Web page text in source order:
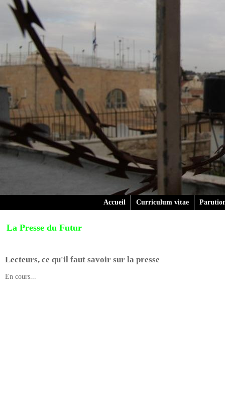
Accueil Curriculum vitae
La Presse du Futur
Lecteurs, ce qu'il faut savoir sur la presse
En cours...